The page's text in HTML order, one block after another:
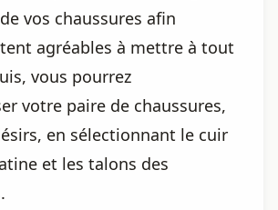
vos chaussures afin
agréables à mettre à tout
vous pourrez
votre paire de chaussures,
en sélectionnant le cuir
et les talons des